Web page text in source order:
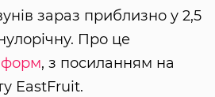
зараз приблизно у 2,5
Про це
, з посиланням на
EastFruit.